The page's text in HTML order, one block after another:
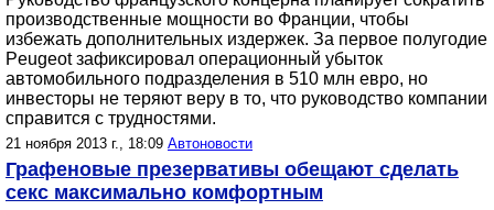
производственные мощности во Франции, чтобы
избежать дополнительных издержек. За первое полугодие
Peugeot зафиксировал операционный убыток
автомобильного подразделения в 510 млн евро, но
инвесторы не теряют веру в то, что руководство компании
справится с трудностями.
21 ноября 2013 г., 18:09 Автоновости
Графеновые презервативы обещают сделать
секс максимально комфортным